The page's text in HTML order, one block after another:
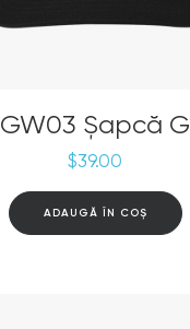
GW03 Șapcă G
$39.00
ADAUGĂ ÎN COȘ